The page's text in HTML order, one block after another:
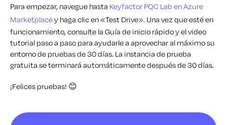
Para empezar, navegue hasta Keyfactor PQC Lab en Azure
Marketplacey haga clic en «Test Drive». Una vez que esté en
funcionamiento, consulte la Guía de inicio rápido y el video
tutorial paso a paso para ayudarle a aprovechar al máximo su
entorno de pruebas de 30 días. La instancia de prueba
gratuita se terminará automáticamente después de 30 días.
¡Felices pruebas! 😊